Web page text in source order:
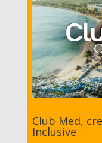
Club Med,
Inclusive